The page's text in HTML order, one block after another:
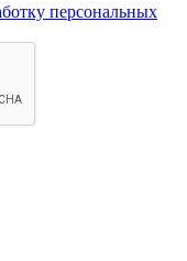
персональных